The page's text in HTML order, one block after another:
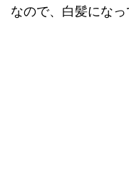
なので、白髪にな